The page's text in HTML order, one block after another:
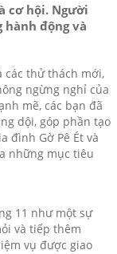
cơ hội. Người
động và
các thử thách mới,
ngừng nghỉ của
mẽ, các bạn đã
dội, góp phần tạo
đình Gờ Pê Ét và
những mục tiêu
11 như một sự
và tiếp thêm
vụ được giao